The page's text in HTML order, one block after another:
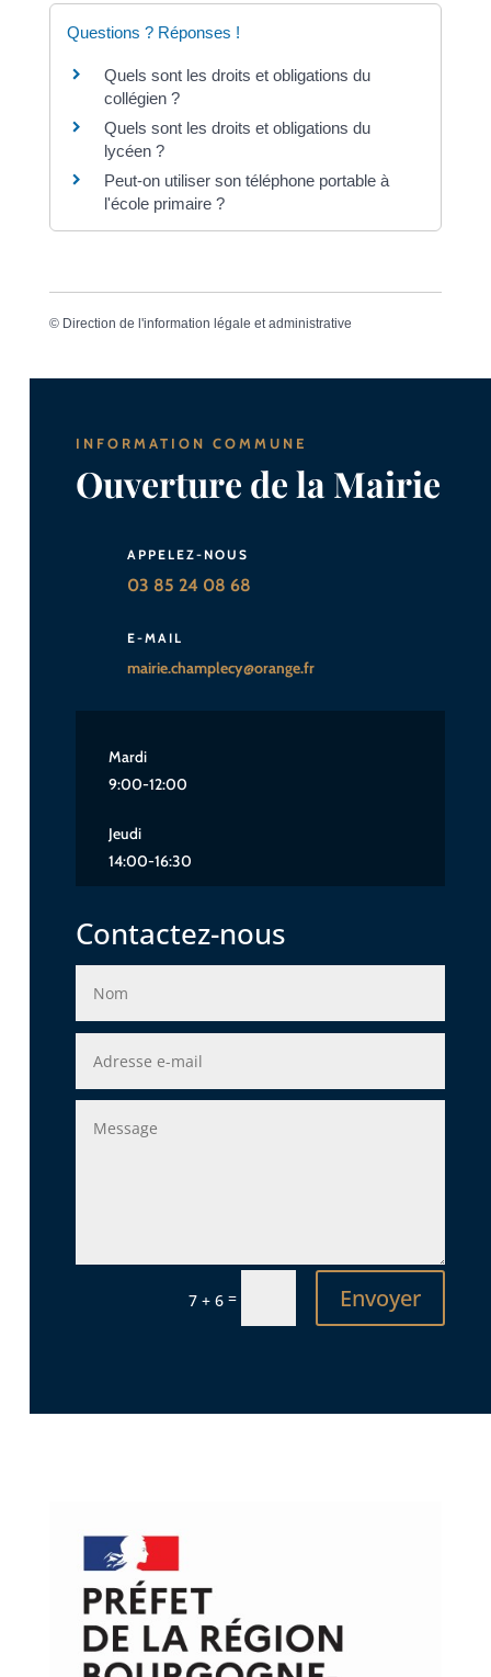
Questions ? Réponses !
Quels sont les droits et obligations du
collégien ?
Quels sont les droits et obligations du
lycéen ?
Peut-on utiliser son téléphone portable à
l'école primaire ?
© Direction de l'information légale et administrative
INFORMATION COMMUNE
Ouverture de la Mairie
APPELEZ-NOUS
03 85 24 08 68
E-MAIL
mairie.champlecy@orange.fr
Mardi
9:00-12:00
Jeudi
14:00-16:30
Contactez-nous
7 + 6= Envoyer